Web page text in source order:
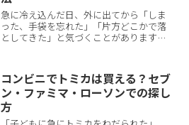
急に冷え込んだ日、外に出てから「しま
った、手袋を忘れた」「片方どこかで落
としてきた」と気づくことがあります。
困りますよね。そんなとき頼りにしたく
なるのがコンビニですが、...
コンビニでトミカは買える？セブ
ン・ファミマ・ローソンでの探し
方